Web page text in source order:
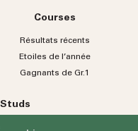
Courses
Résultats récents
Etoiles de l’année
Gagnants de Gr.1